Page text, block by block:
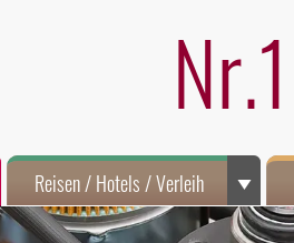
Nr.1
Reisen / Hotels / Verleih